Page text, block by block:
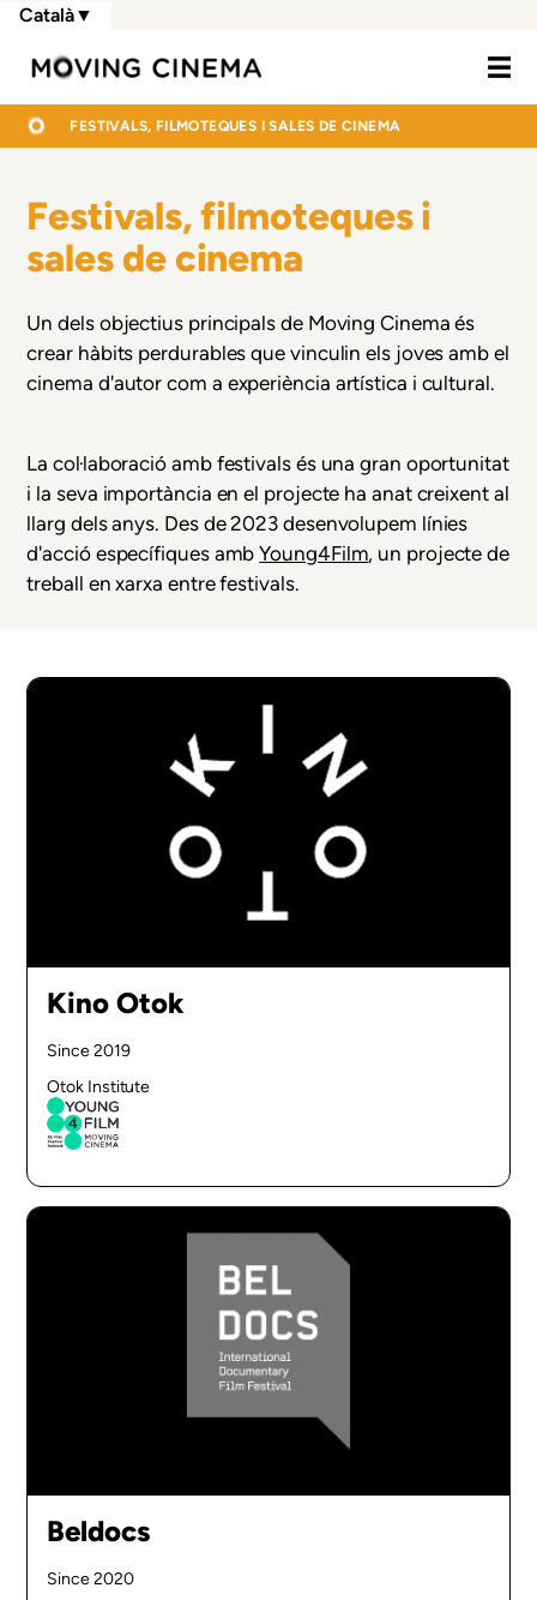
Vés
contingut
Moving
Català▼
FIL
D'ARIADNA
FESTIVALS, FILMOTEQUES I SALES DE CINEMA
Festivals, filmoteques i
sales de cinema
Un dels objectius principals de Moving Cinema és
crear hàbits perdurables que vinculin els joves amb el
cinema d'autor com a experiència artística i cultural.
La col·laboració amb festivals és una gran oportunitat
i la seva importància en el projecte ha anat creixent al
llarg dels anys. Des de 2023 desenvolupem línies
d'acció específiques ambYoung4Film, un projecte de
treball en xarxa entre festivals.
Kino Otok
Since 2019
Otok Institute
Beldocs
Since 2020